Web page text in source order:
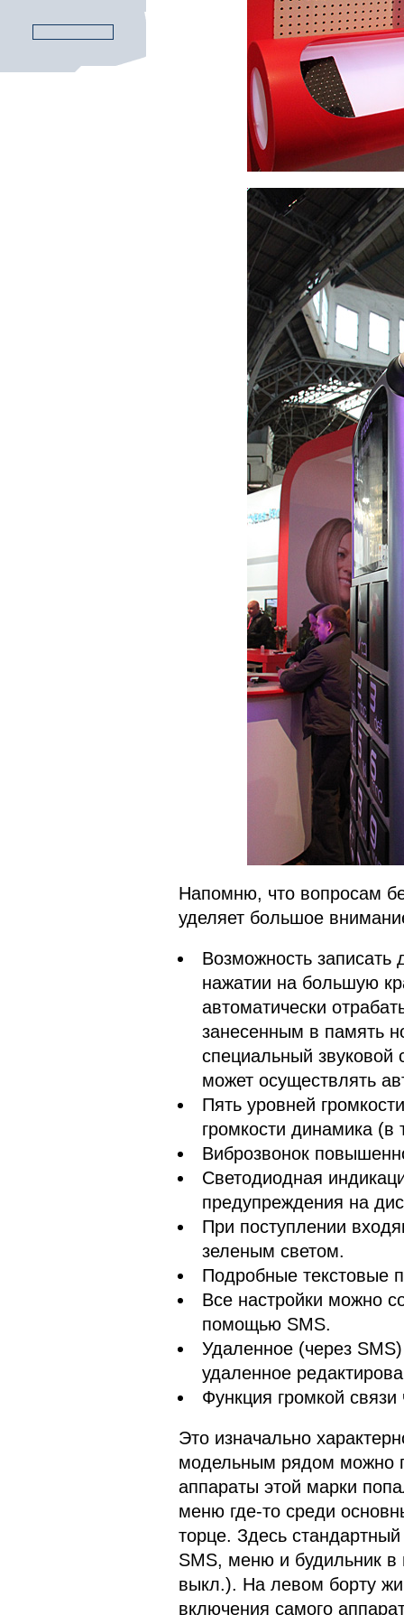
Напомню, что вопросам
уделяет большое
Возможность
нажатии на большую
автоматически
занесенным в память
специальный звуковой
может осуществлять
Пять уровней
громкости динамика
Виброзвонок
Светодиодная
предупреждения на
При поступлении
зеленым светом.
Подробные текстовые
Все настройки можно
помощью SMS.
Удаленное (через
удаленное
Функция громкой
Это изначально
модельным рядом можно
аппараты этой марки
меню где-то среди
торце. Здесь
SMS, меню и будильник в
выкл.). На левом борту
включения самого